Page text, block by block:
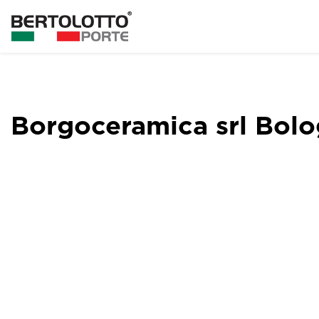
Borgoceramica srl